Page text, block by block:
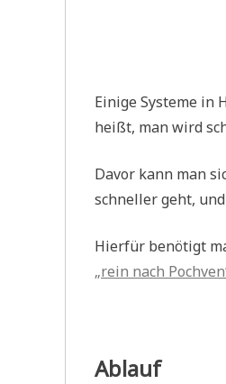
Einige Systeme in
heißt, man wird
Davor kann man
schneller geht,
Hierfür benötigt
„rein nach
Ablauf